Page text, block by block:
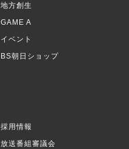
地方創生
GAME A
イベント
BS朝日ショップ
採用情報
放送番組審議会